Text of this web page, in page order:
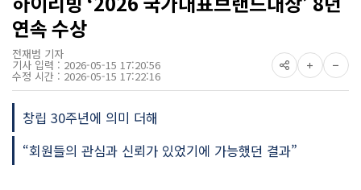
연속 수상
전재범 기자
기사 입력 : 2026-05-15 17:20:56
수정 시간 : 2026-05-15 17:22:16
창립 30주년에 의미 더해
“회원들의 관심과 신뢰가 있었기에 가능했던 결과”